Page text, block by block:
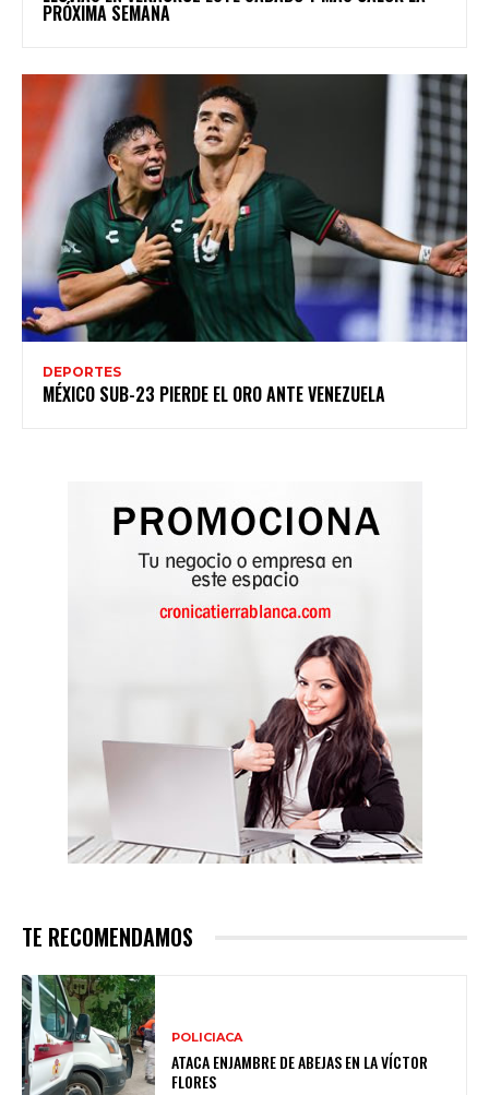
PRÓXIMA SEMANA
DEPORTES
MÉXICO SUB-23 PIERDE EL ORO ANTE VENEZUELA
TE RECOMENDAMOS
POLICIACA
ATACA ENJAMBRE DE ABEJAS EN LA VÍCTOR
FLORES